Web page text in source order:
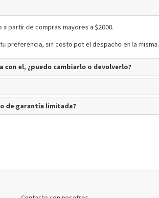
partir de compras mayores a $2000.
preferencia, sin costo pot el despacho en la misma.
el, ¿puedo cambiarlo o devolverlo?
de garantía limitada?